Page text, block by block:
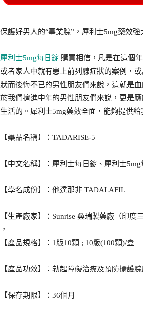
保護好男人的“事業腺”，犀利士5mg藥效強
犀利士5mg每日錠 購買相信，凡是在這個
或者家人中就有患上前列腺症狀的案例，
狀而後悔不已的男性朋友們來說，這就是
於我們擠進中年的男性朋友們來說，更是
生活的。犀利士5mg藥效全面，能夠提供給
【藥品名稱】：TADARISE-5
【中文名稱】：犀利士每日錠、犀利士
【學名成份】：他達那非 TADALAFIL
【生產廠家】：Sunrise 桑瑞製藥廠（印度
，
【產品規格】：1版10顆 ; 10版(100顆)/盒
【產品功效】：勃起障礙治療及預防攝護
【保存期限】：36個月